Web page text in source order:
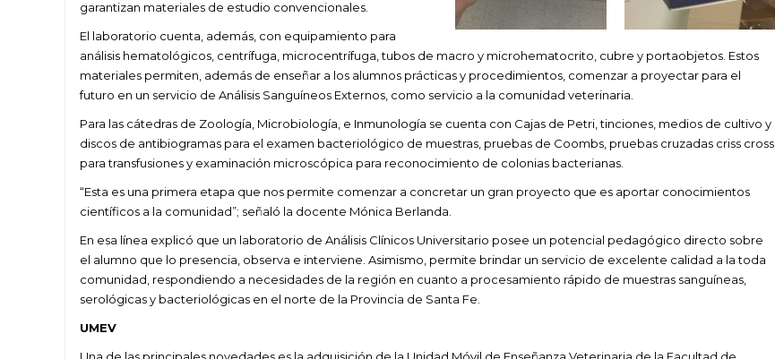
garantizan materiales de estudio convencionales.
El laboratorio cuenta, además, con equipamiento para
análisis hematológicos, centrífuga, microcentrífuga, tubos de macro y microhematocrito, cubre y portaobjetos. Estos
materiales permiten, además de enseñar a los alumnos prácticas y procedimientos, comenzar a proyectar para el
futuro en un servicio de Análisis Sanguíneos Externos, como servicio a la comunidad veterinaria.
Para las cátedras de Zoología, Microbiología, e Inmunología se cuenta con Cajas de Petri, tinciones, medios de cultivo y
discos de antibiogramas para el examen bacteriológico de muestras, pruebas de Coombs, pruebas cruzadas criss cross
para transfusiones y examinación microscópica para reconocimiento de colonias bacterianas.
“Esta es una primera etapa que nos permite comenzar a concretar un gran proyecto que es aportar conocimientos
científicos a la comunidad”; señaló la docente Mónica Berlanda.
En esa línea explicó que un laboratorio de Análisis Clínicos Universitario posee un potencial pedagógico directo sobre
el alumno que lo presencia, observa e interviene. Asimismo, permite brindar un servicio de excelente calidad a la toda
comunidad, respondiendo a necesidades de la región en cuanto a procesamiento rápido de muestras sanguíneas,
serológicas y bacteriológicas en el norte de la Provincia de Santa Fe.
UMEV